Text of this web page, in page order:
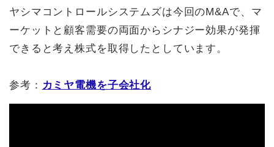
ヤシマコントロールシステムズは今回のM&Aで、マ
ーケットと顧客需要の両面からシナジー効果が発揮
できると考え株式を取得したとしています。
参考： カミヤ電機を子会社化